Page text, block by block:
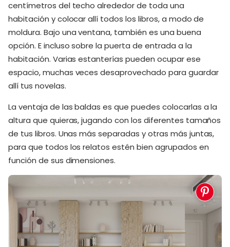
centímetros del techo alrededor de toda una
habitación y colocar allí todos los libros, a modo de
moldura. Bajo una ventana, también es una buena
opción. E incluso sobre la puerta de entrada a la
habitación. Varias estanterías pueden ocupar ese
espacio, muchas veces desaprovechado para guardar
allí tus novelas.
La ventaja de las baldas es que puedes colocarlas a la
altura que quieras, jugando con los diferentes tamaños
de tus libros. Unas más separadas y otras más juntas,
para que todos los relatos estén bien agrupados en
función de sus dimensiones.